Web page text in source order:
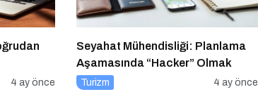
4 ay önce
Seyahat Mühendisliği: Planlama
Aşamasında “Hacker” Olmak
Turizm 4 ay önce